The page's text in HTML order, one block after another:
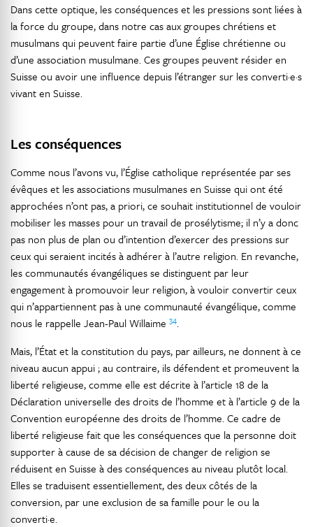
Dans cette optique, les conséquences et les pressions sont liées à
la force du groupe, dans notre cas aux groupes chrétiens et
musulmans qui peuvent faire partie d’une Église chrétienne ou
d’une association musulmane. Ces groupes peuvent résider en
Suisse ou avoir une influence depuis l’étranger sur les converti·e·s
vivant en Suisse.
Les conséquences
Comme nous l’avons vu, l’Église catholique représentée par ses
évêques et les associations musulmanes en Suisse qui ont été
approchées n’ont pas, a priori, ce souhait institutionnel de vouloir
mobiliser les masses pour un travail de prosélytisme; il n’y a donc
pas non plus de plan ou d’intention d’exercer des pressions sur
ceux qui seraient incités à adhérer à l’autre religion. En revanche,
les communautés évangéliques se distinguent par leur
engagement à promouvoir leur religion, à vouloir convertir ceux
qui n’appartiennent pas à une communauté évangélique, comme
nous le rappelle Jean-Paul Willaime 34.
Mais, l’État et la constitution du pays, par ailleurs, ne donnent à ce
niveau aucun appui ; au contraire, ils défendent et promeuvent la
liberté religieuse, comme elle est décrite à l’article 18 de la
Déclaration universelle des droits de l’homme et à l’article 9 de la
Convention européenne des droits de l’homme. Ce cadre de
liberté religieuse fait que les conséquences que la personne doit
supporter à cause de sa décision de changer de religion se
réduisent en Suisse à des conséquences au niveau plutôt local.
Elles se traduisent essentiellement, des deux côtés de la
conversion, par une exclusion de sa famille pour le ou la
converti·e.